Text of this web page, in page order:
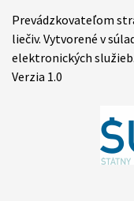
Items
Prevádzkovateľom
liečiv. Vytvorené v
elektronických služieb.
Verzia 1.0